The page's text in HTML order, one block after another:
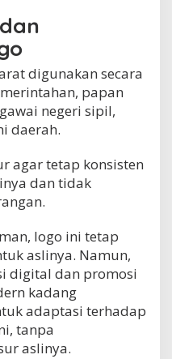
digunakan secara
papan
negeri sipil,
daerah.
agar tetap konsisten
dan tidak
logo ini tetap
aslinya. Namun,
digital dan promosi
kadang
adaptasi terhadap
tanpa
aslinya.